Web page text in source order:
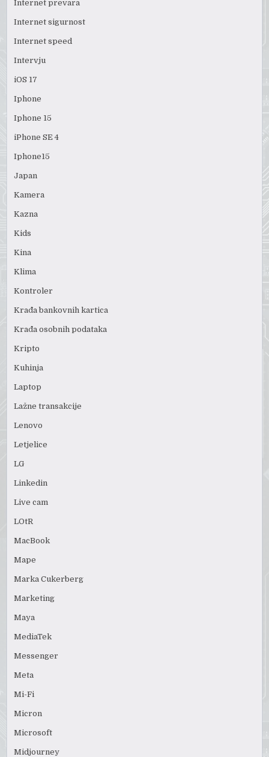
Internet prevara
Internet sigurnost
Internet speed
Intervju
iOS 17
Iphone
Iphone 15
iPhone SE 4
Iphone15
Japan
Kamera
Kazna
Kids
Kina
Klima
Kontroler
Krađa bankovnih kartica
Krađa osobnih podataka
Kripto
Kuhinja
Laptop
Lažne transakcije
Lenovo
Letjelice
LG
Linkedin
Live cam
LOtR
MacBook
Mape
Marka Cukerberg
Marketing
Maya
MediaTek
Messenger
Meta
Mi-Fi
Micron
Microsoft
Midjourney